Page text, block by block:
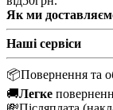
Як ми
Наші сервіси
📦Повернення та
🚚Легке